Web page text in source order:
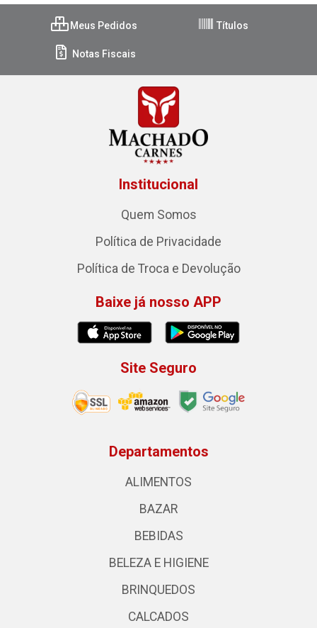
Meus Pedidos Títulos
Notas Fiscais
Institucional
Quem Somos
Política de Privacidade
Política de Troca e Devolução
Baixe já nosso APP
Site Seguro
Departamentos
ALIMENTOS
BAZAR
BEBIDAS
BELEZA E HIGIENE
BRINQUEDOS
CALCADOS